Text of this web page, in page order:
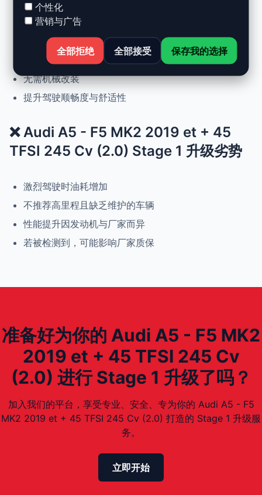
动力提升高达 +30%，扭矩提升 +25%
正常驾驶下优化油耗
可随时恢复原厂设置
无需机械改装
提升驾驶顺畅度与舒适性
❌ Audi A5 - F5 MK2 2019 et + 45
TFSI 245 Cv (2.0) Stage 1 升级劣势
激烈驾驶时油耗增加
不推荐高里程且缺乏维护的车辆
性能提升因发动机与厂家而异
若被检测到，可能影响厂家质保
准备好为你的 Audi A5 - F5 MK2
2019 et + 45 TFSI 245 Cv
(2.0) 进行 Stage 1 升级了吗？
加入我们的平台，享受专业、安全、专为你的 Audi A5 - F5
MK2 2019 et + 45 TFSI 245 Cv (2.0) 打造的 Stage 1 升级服
务。
立即开始
个性化
营销与广告
全部拒绝 全部接受 保存我的选择